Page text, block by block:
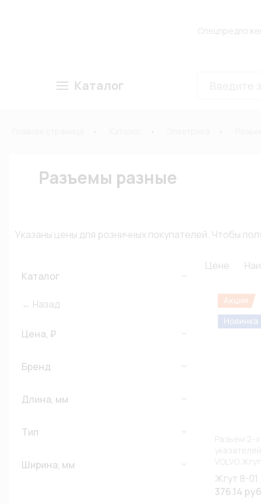
Каталог
Разъемы разные
Указаны цены для розничных покупателей. Чтобы
Каталог
← Назад
Цена, ₽
Бренд
Длина, мм
Тип
Ширина, мм
Цене
Жгут 8-01
376.14